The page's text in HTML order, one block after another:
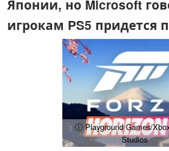
Японии, но Microsoft
игрокам PS5 придется
ⓘ Playground Games/
Studios